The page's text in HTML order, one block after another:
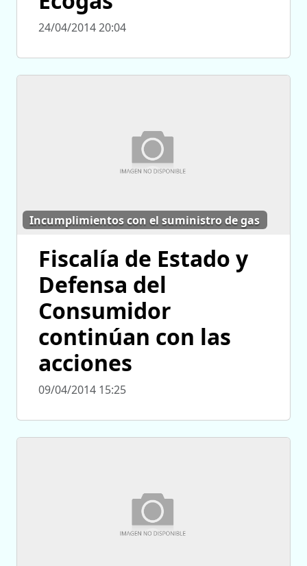
24/04/2014 20:04
Incumplimientos con el suministro de gas
Fiscalía de Estado y
Defensa del
Consumidor
continúan con las
acciones
09/04/2014 15:25